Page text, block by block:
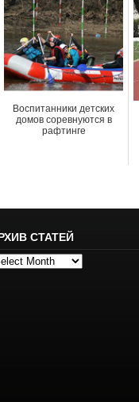
Воспитанники детских
домов соревнуются в
рафтинге
СТАТЕЙ